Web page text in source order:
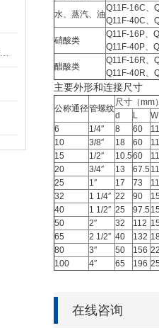
水、蒸汽、油
Q11F-16C、
Q11F-40C、
硝酸类
Q11F-16P、
Q11F-40P、
醋酸类
Q11F-16R、
Q11F-40R、
主要外形和连接尺寸
公称通径管螺纹
尺寸（mm
d
L
W
6
1/4″ 8 60
10
3/8″ 18 60
15
1/2″ 10.560
20
3/4″ 13 67.5
25
1″ 17 73
32
1 1/4″ 22 90
40
1 1/2″ 25 97.5
50
2″ 32 112
65
2 1/2″ 40 132
80
3″ 50 156
100
4″ 65 196
在线咨询